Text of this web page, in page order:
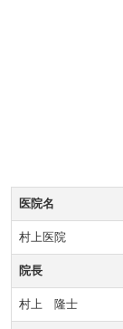
医院名
村上医院
院長
村上 隆士